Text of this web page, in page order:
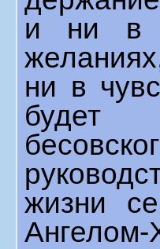
и ни в
ни в
будет
жизни